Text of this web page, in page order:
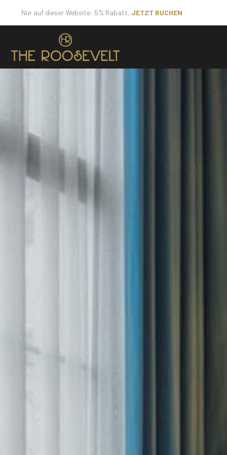
Nur auf dieser Website: 5% Rabatt, JETZT BUCHEN